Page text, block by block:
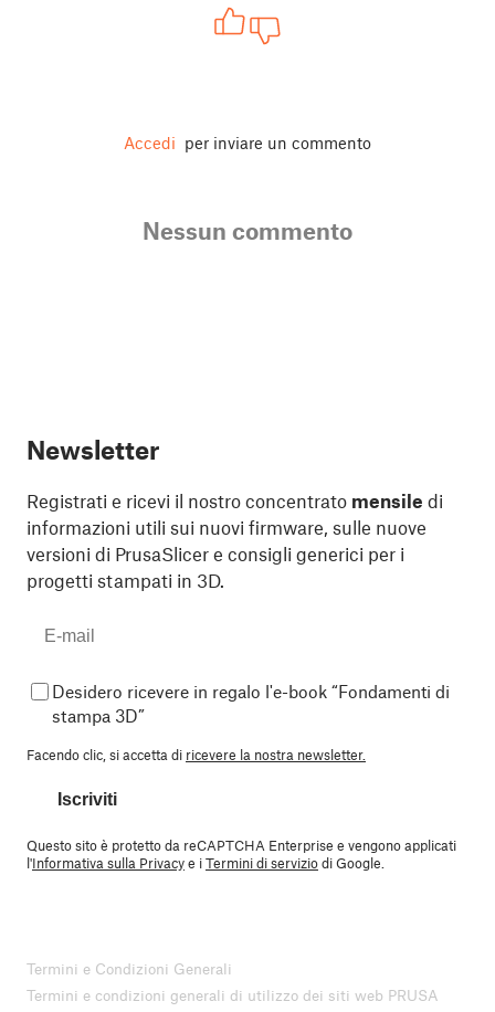
Accedi per inviare un commento
Nessun commento
Newsletter
Registrati e ricevi il nostro concentrato mensile di
informazioni utili sui nuovi firmware, sulle nuove
versioni di PrusaSlicer e consigli generici per i
progetti stampati in 3D.
Desidero ricevere in regalo l'e-book “Fondamenti di
stampa 3D”
Facendo clic, si accetta di ricevere la nostra newsletter.
Iscriviti
Questo sito è protetto da reCAPTCHA Enterprise e vengono applicati
l'Informativa sulla Privacye iTermini di serviziodi Google.
Termini e Condizioni Generali
Termini e condizioni generali di utilizzo dei siti web PRUSA